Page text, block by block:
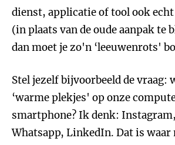
dienst, applicatie of tool ook
(in plaats van de oude aanpak te
dan moet je zo'n ‘leeuwenrots'
Stel jezelf bijvoorbeeld de vraag:
‘warme plekjes' op onze
smartphone? Ik denk:
Whatsapp, LinkedIn. Dat is waar